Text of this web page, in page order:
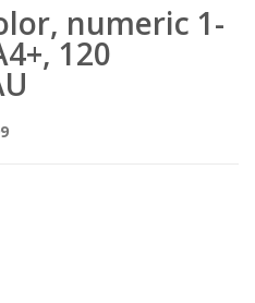
numeric 1-
120